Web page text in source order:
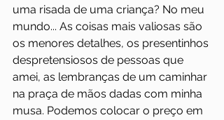
uma risada de uma criança? No meu
mundo... As coisas mais valiosas são
os menores detalhes, os presentinhos
despretensiosos de pessoas que
amei, as lembranças de um caminhar
na praça de mãos dadas com minha
musa. Podemos colocar o preço em